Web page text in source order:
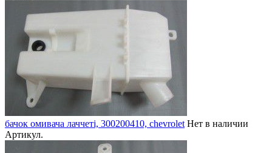
бачок омивача лаччеті, 300200410, chevrolet Нет в наличии
Артикул.